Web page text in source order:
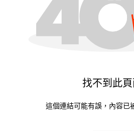
找不到此
這個連結可能有誤，內容已